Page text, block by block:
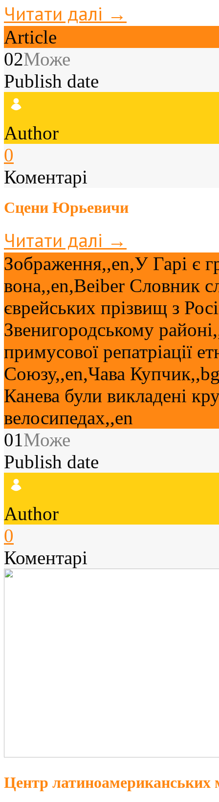
Читати далі →
Article
02Може
Publish date
Author
0
Коментарі
Сцени Юрьевичи
Читати далі →
Зображення,,en,У Гарі є
вона,,en,Beiber Словник
єврейських прізвищ з
Звенигородському
примусової репатріації
Союзу,,en,Чава
Канева були викладені
велосипедах,,en
01Може
Publish date
Author
0
Коментарі
Центр латиноамериканських